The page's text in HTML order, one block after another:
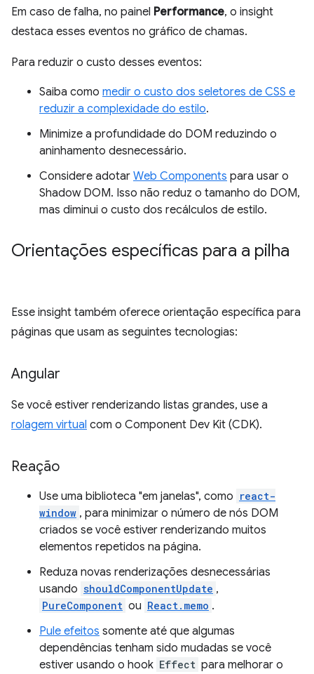
Em caso de falha, no painel Performance, o insight
destaca esses eventos no gráfico de chamas.
Para reduzir o custo desses eventos:
Saiba como medir o custo dos seletores de CSS e
reduzir a complexidade do estilo.
Minimize a profundidade do DOM reduzindo o
aninhamento desnecessário.
Considere adotar Web Components para usar o
Shadow DOM. Isso não reduz o tamanho do DOM,
mas diminui o custo dos recálculos de estilo.
Orientações específicas para a pilha
Esse insight também oferece orientação específica para
páginas que usam as seguintes tecnologias:
Angular
Se você estiver renderizando listas grandes, use a
rolagem virtual com o Component Dev Kit (CDK).
Reação
Use uma biblioteca "em janelas", como react-
window , para minimizar o número de nós DOM
criados se você estiver renderizando muitos
elementos repetidos na página.
Reduza novas renderizações desnecessárias
usando shouldComponentUpdate ,
PureComponent ou React.memo .
Pule efeitos somente até que algumas
dependências tenham sido mudadas se você
estiver usando o hook Effect para melhorar o